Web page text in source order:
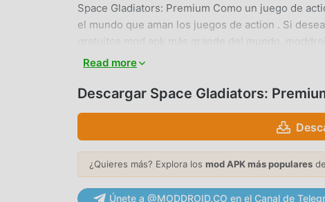
Space Gladiators: Premium Como un juego de
el mundo que aman los juegos de action . Si
gratuitos mod apk más grande del mundo,
versión deSpace Gladiators:
juego en sí. moddroid promete que cualquier mod
puede descargar e instalar Space Gladiators:
moddroid y juega!
JUGABILIDAD ÚNICA
Read more
Descargar Space Gladiators:
¿Quieres más? Explora los mod APK más populares
Únete a @MODDROID.CO en el Canal de